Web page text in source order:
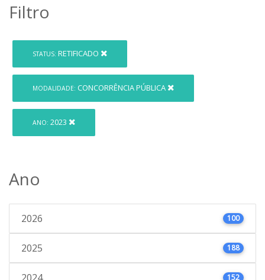
Filtro
STATUS: RETIFICADO
MODALIDADE: CONCORRÊNCIA PÚBLICA
ANO: 2023
Ano
2026 100
2025 188
152